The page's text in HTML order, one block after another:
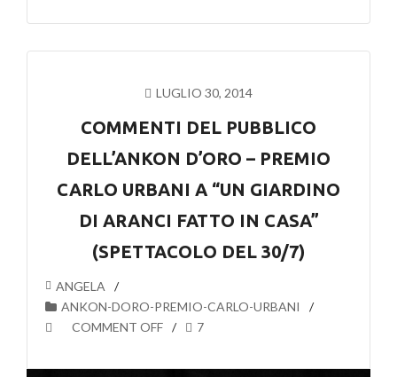
LUGLIO 30, 2014
COMMENTI DEL PUBBLICO
DELL’ANKON D’ORO – PREMIO
CARLO URBANI A “UN GIARDINO
DI ARANCI FATTO IN CASA”
(SPETTACOLO DEL 30/7)
ANGELA
ANKON-DORO-PREMIO-CARLO-URBANI
COMMENT OFF
7